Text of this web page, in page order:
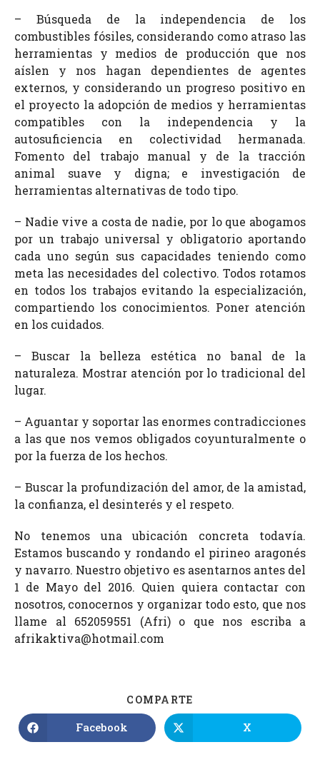
– Búsqueda de la independencia de los
combustibles fósiles, considerando como atraso las
herramientas y medios de producción que nos
aíslen y nos hagan dependientes de agentes
externos, y considerando un progreso positivo en
el proyecto la adopción de medios y herramientas
compatibles con la independencia y la
autosuficiencia en colectividad hermanada.
Fomento del trabajo manual y de la tracción
animal suave y digna; e investigación de
herramientas alternativas de todo tipo.
– Nadie vive a costa de nadie, por lo que abogamos
por un trabajo universal y obligatorio aportando
cada uno según sus capacidades teniendo como
meta las necesidades del colectivo. Todos rotamos
en todos los trabajos evitando la especialización,
compartiendo los conocimientos. Poner atención
en los cuidados.
– Buscar la belleza estética no banal de la
naturaleza. Mostrar atención por lo tradicional del
lugar.
– Aguantar y soportar las enormes contradicciones
a las que nos vemos obligados coyunturalmente o
por la fuerza de los hechos.
– Buscar la profundización del amor, de la amistad,
la confianza, el desinterés y el respeto.
No tenemos una ubicación concreta todavía.
Estamos buscando y rondando el pirineo aragonés
y navarro. Nuestro objetivo es asentarnos antes del
1 de Mayo del 2016. Quien quiera contactar con
nosotros, conocernos y organizar todo esto, que nos
llame al 652059551 (Afri) o que nos escriba a
afrikaktiva@hotmail.com
COMPARTE
Facebook X